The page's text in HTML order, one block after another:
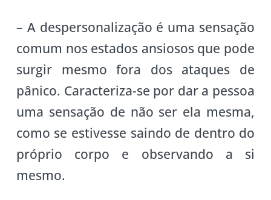
– A despersonalização é uma sensação
comum nos estados ansiosos que pode
surgir mesmo fora dos ataques de
pânico. Caracteriza-se por dar a pessoa
uma sensação de não ser ela mesma,
como se estivesse saindo de dentro do
próprio corpo e observando a si
mesmo.